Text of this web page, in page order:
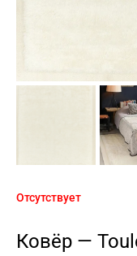
Отсутствует
Ковёр —